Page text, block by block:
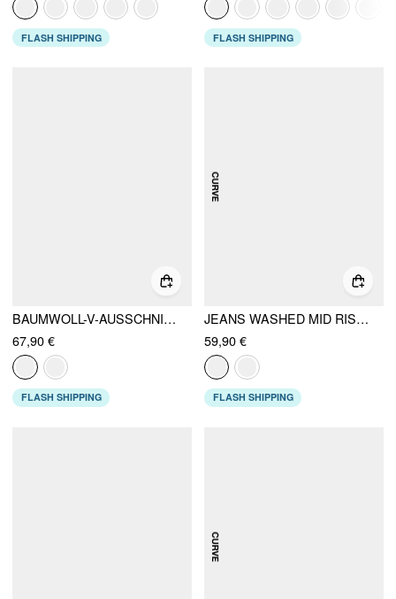
FLASH SHIPPING FLASH SHIPPING
BAUMWOLL-V-AUSSCHNITT BRODERIE ANGLAISE BLUMENDRUCK MIDIKLEID
67,90 €
FLASH SHIPPING
JEANS WASHED MID RISE BARREL-LEG KURVE & PLUS
59,90 €
FLASH SHIPPING